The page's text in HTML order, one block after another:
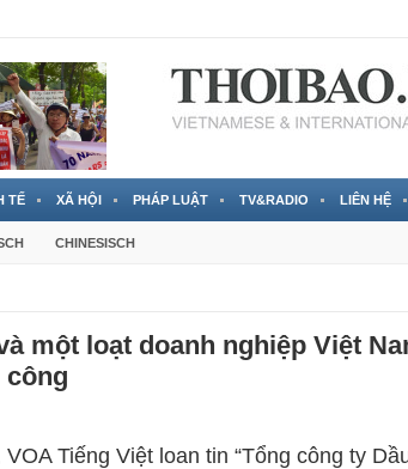
TẾ XÃ HỘI PHÁP LUẬT TV&RADIO LIÊN HỆ
CHINESISCH
một loạt doanh nghiệp Việt
công
VOA Tiếng Việt loan tin “Tổng công ty